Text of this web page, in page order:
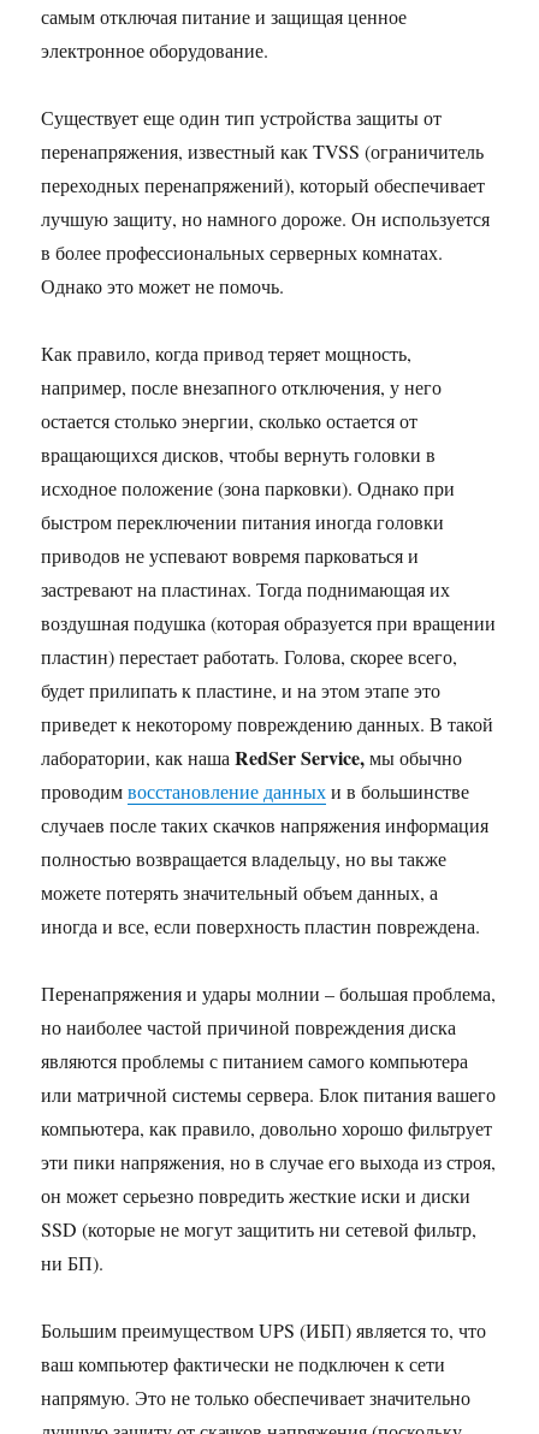
самым отключая питание и защищая ценное
электронное оборудование.
Существует еще один тип устройства защиты от
перенапряжения, известный как TVSS (ограничитель
переходных перенапряжений), который обеспечивает
лучшую защиту, но намного дороже. Он используется
в более профессиональных серверных комнатах.
Однако это может не помочь.
Как правило, когда привод теряет мощность,
например, после внезапного отключения, у него
остается столько энергии, сколько остается от
вращающихся дисков, чтобы вернуть головки в
исходное положение (зона парковки). Однако при
быстром переключении питания иногда головки
приводов не успевают вовремя парковаться и
застревают на пластинах. Тогда поднимающая их
воздушная подушка (которая образуется при вращении
пластин) перестает работать. Голова, скорее всего,
будет прилипать к пластине, и на этом этапе это
приведет к некоторому повреждению данных. В такой
лаборатории, как нашаRedSerService,мы обычно
проводимвосстановление данныхи в большинстве
случаев после таких скачков напряжения информация
полностью возвращается владельцу, но вы также
можете потерять значительный объем данных, а
иногда и все, если поверхность пластин повреждена.
Перенапряжения и удары молнии – большая проблема,
но наиболее частой причиной повреждения диска
являются проблемы с питанием самого компьютера
или матричной системы сервера. Блок питания вашего
компьютера, как правило, довольно хорошо фильтрует
эти пики напряжения, но в случае его выхода из строя,
он может серьезно повредить жесткие иски и диски
SSD (которые не могут защитить ни сетевой фильтр,
ни БП).
Большим преимуществом UPS (ИБП) является то, что
ваш компьютер фактически не подключен к сети
напрямую. Это не только обеспечивает значительно